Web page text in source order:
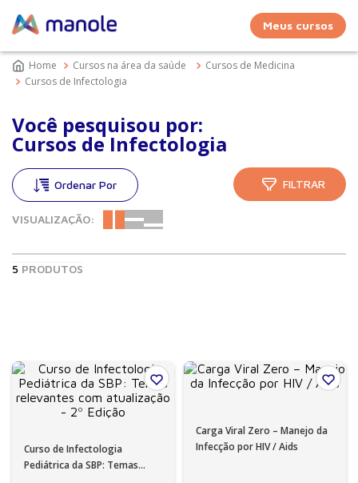
Meus cursos
Cursos na área da saúde
Cursos de Medicina
Cursos de Infectologia
Você pesquisou por:
Cursos de Infectologia
VISUALIZAÇÃO:
FILTRAR
5 PRODUTOS
Curso de Infectologia
Pediátrica da SBP: Temas
Carga Viral Zero – Manejo da
Infecção por HIV / Aids